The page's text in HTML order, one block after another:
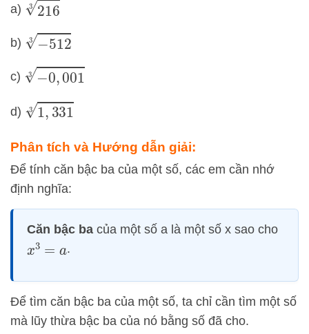
a) 216 3
b) −5123
c) −0,0013
d) 1,3313
Phân tích và Hướng dẫn giải:
Để tính căn bậc ba của một số, các em cần nhớ
định nghĩa:
Căn bậc ba của một số a là một số x sao cho
x3 =a .
Để tìm căn bậc ba của một số, ta chỉ cần tìm một số
mà lũy thừa bậc ba của nó bằng số đã cho.